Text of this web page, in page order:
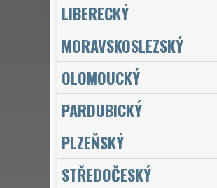
LIBERECKÝ
MORAVSKOSLEZSKÝ
OLOMOUCKÝ
PARDUBICKÝ
PLZEŇSKÝ
STŘEDOČESKÝ